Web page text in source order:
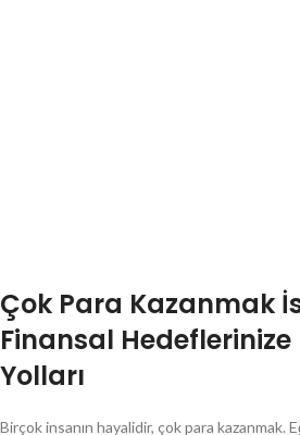
Çok Para Kazanmak
Finansal Hedeflerinize
Yolları
Birçok insanın hayalidir, çok para kazanmak.